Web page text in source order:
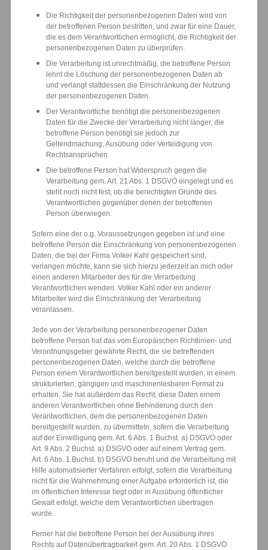
Die Richtigkeit der personenbezogenen Daten wird von
der betroffenen Person bestritten, und zwar für eine Dauer,
die es dem Verantwortlichen ermöglicht, die Richtigkeit der
personenbezogenen Daten zu überprüfen.
Die Verarbeitung ist unrechtmäßig, die betroffene Person
lehnt die Löschung der personenbezogenen Daten ab
und verlangt stattdessen die Einschränkung der Nutzung
der personenbezogenen Daten.
Der Verantwortliche benötigt die personenbezogenen
Daten für die Zwecke der Verarbeitung nicht länger, die
betroffene Person benötigt sie jedoch zur
Geltendmachung, Ausübung oder Verteidigung von
Rechtsansprüchen.
Die betroffene Person hat Widerspruch gegen die
Verarbeitung gem. Art. 21 Abs. 1 DSGVO eingelegt und es
steht noch nicht fest, ob die berechtigten Gründe des
Verantwortlichen gegenüber denen der betroffenen
Person überwiegen.
Sofern eine der o.g. Voraussetzungen gegeben ist und eine
betroffene Person die Einschränkung von personenbezogenen
Daten, die bei der Firma Volker Kahl gespeichert sind,
verlangen möchte, kann sie sich hierzu jederzeit an mich oder
einen anderen Mitarbeiter des für die Verarbeitung
Verantwortlichen wenden. Volker Kahl oder ein anderer
Mitarbeiter wird die Einschränkung der Verarbeitung
veranlassen.
Jede von der Verarbeitung personenbezogener Daten
betroffene Person hat das vom Europäischen Richtlinien- und
Verordnungsgeber gewährte Recht, die sie betreffenden
personenbezogenen Daten, welche durch die betroffene
Person einem Verantwortlichen bereitgestellt wurden, in einem
strukturierten, gängigen und maschinenlesbaren Format zu
erhalten. Sie hat außerdem das Recht, diese Daten einem
anderen Verantwortlichen ohne Behinderung durch den
Verantwortlichen, dem die personenbezogenen Daten
bereitgestellt wurden, zu übermitteln, sofern die Verarbeitung
auf der Einwilligung gem. Art. 6 Abs. 1 Buchst. a) DSGVO oder
Art. 9 Abs. 2 Buchst. a) DSGVO oder auf einem Vertrag gem.
Art. 6 Abs. 1 Buchst. b) DSGVO beruht und die Verarbeitung mit
Hilfe automatisierter Verfahren erfolgt, sofern die Verarbeitung
nicht für die Wahrnehmung einer Aufgabe erforderlich ist, die
im öffentlichen Interesse liegt oder in Ausübung öffentlicher
Gewalt erfolgt, welche dem Verantwortlichen übertragen
wurde.
Ferner hat die betroffene Person bei der Ausübung ihres
Rechts auf Datenübertragbarkeit gem. Art. 20 Abs. 1 DSGVO